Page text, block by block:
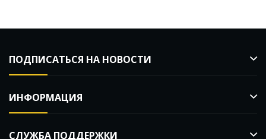
ПОДПИСАТЬСЯ НА НОВОСТИ
ИНФОРМАЦИЯ
СЛУЖБА ПОДДЕРЖКИ